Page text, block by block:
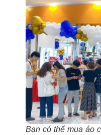
Bạn có thể mua áo